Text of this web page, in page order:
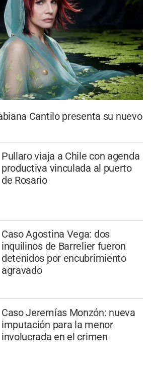
Cantilo presenta su nuevo
Pullaro viaja a Chile con agenda
productiva vinculada al puerto
de Rosario
Caso Agostina Vega: dos
inquilinos de Barrelier fueron
detenidos por encubrimiento
agravado
Caso Jeremías Monzón: nueva
imputación para la menor
involucrada en el crimen